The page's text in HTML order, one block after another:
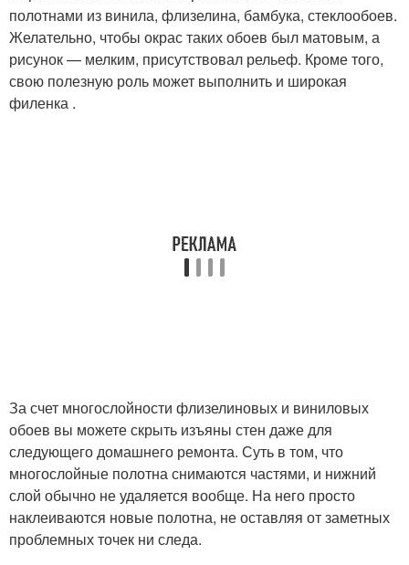
полотнами из винила, флизелина, бамбука, стеклообоев.
Желательно, чтобы окрас таких обоев был матовым, а
рисунок — мелким, присутствовал рельеф. Кроме того,
свою полезную роль может выполнить и широкая
филенка .
За счет многослойности флизелиновых и виниловых
обоев вы можете скрыть изъяны стен даже для
следующего домашнего ремонта. Суть в том, что
многослойные полотна снимаются частями, и нижний
слой обычно не удаляется вообще. На него просто
наклеиваются новые полотна, не оставляя от заметных
проблемных точек ни следа.